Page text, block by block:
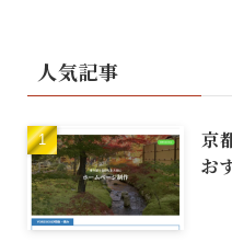
人気記事
京
お